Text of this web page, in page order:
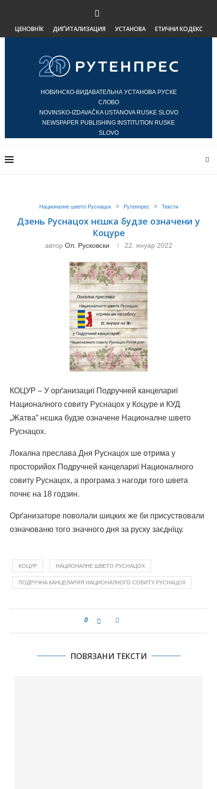
ЦЕНОВНЇК ДИҐИТАЛИЗАЦИЯ УСТАНОВА ЕТИЧНИ КОДЕКС
НОВИНСКО-ВИДАВАТЕЛЬНА УСТАНОВА РУСКЕ
СЛОВО
NOVINSKO-IZDAVAČKA USTANOVA RUSKE SLOVO
NEWSPAPER PUBLISHING INSTITUTION RUSKE
SLOVO
Националне швето Руснацох Рутенпрес Тексти
Дзень Руснацох нєшка будзе означени у
Коцуре
автор Ол. Русковски 22. януар 2022
КОЦУР – У орґанизациї Подручней канцелариї
Националного совиту Руснацох у Коцуре и КУД
„Жатва” нєшка будзе означене Националне швето
Руснацох.
Локална преслава Дня Руснацох ше отрима у
просторийох Подручней канцелариї Националного
совиту Руснацох, а програма з нагоди того швета
почнє на 18 годзин.
Орґанизаторе поволали шицких же би присуствовали
означованю того значного дня за руску заєднїцу.
KОЦУР НАЦИОНАЛНЕ ШВЕТО РУСНАЦОХ
ПОДРУЧНА КАНЦЕЛАРИЯ НАЦИОНАЛНОГО СОВИТУ РУСНАЦОХ
0
ПОВЯЗАНИ ТЕКСТИ